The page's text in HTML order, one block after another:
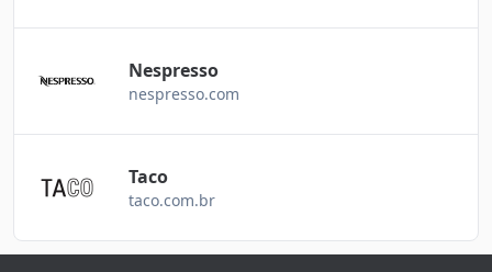
Nespresso
nespresso.com
Taco
taco.com.br